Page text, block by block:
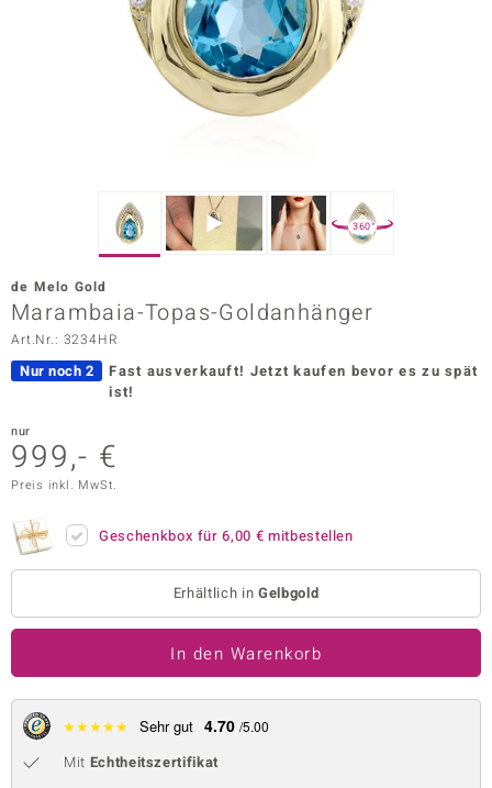
Vogue
BY DE MELO
360°
de Melo Gold
Marambaia-Topas-Goldanhänger
Art.Nr.: 3234HR
Nur noch 2 Fast ausverkauft! Jetzt kaufen bevor es zu spät
ist!
nur
999,- €
Preis inkl. MwSt.
Geschenkbox für6,00 € mitbestellen
Erhältlich in Gelbgold
In den Warenkorb
★★★★★ Sehr gut 4.70 /5.00
Mit Echtheitszertifikat